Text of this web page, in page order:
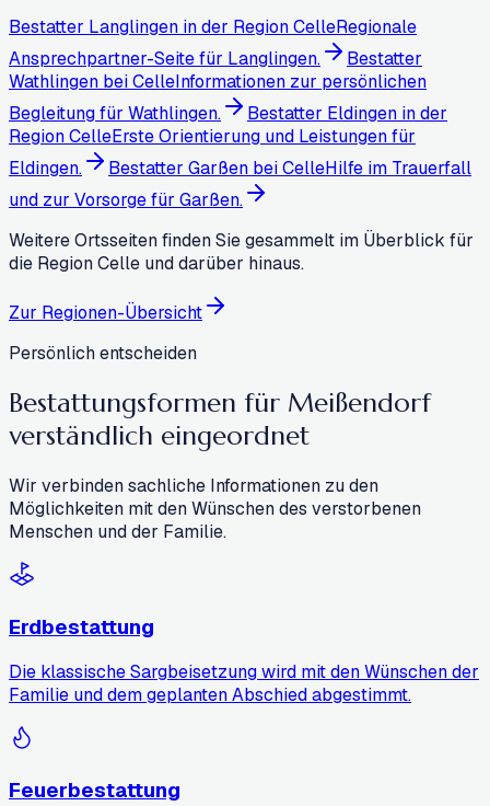
Bestatter Langlingen in der Region CelleRegionale
Ansprechpartner-Seite für Langlingen.
Bestatter
Wathlingen bei CelleInformationen zur persönlichen
Begleitung für Wathlingen.
Bestatter Eldingen in der
Region CelleErste Orientierung und Leistungen für
Eldingen.
Bestatter Garßen bei CelleHilfe im Trauerfall
und zur Vorsorge für Garßen.
Weitere Ortsseiten finden Sie gesammelt im Überblick für
die Region Celle und darüber hinaus.
Zur Regionen-Übersicht
Persönlich entscheiden
Bestattungsformen für Meißendorf
verständlich eingeordnet
Wir verbinden sachliche Informationen zu den
Möglichkeiten mit den Wünschen des verstorbenen
Menschen und der Familie.
Erdbestattung
Die klassische Sargbeisetzung wird mit den Wünschen der
Familie und dem geplanten Abschied abgestimmt.
Feuerbestattung